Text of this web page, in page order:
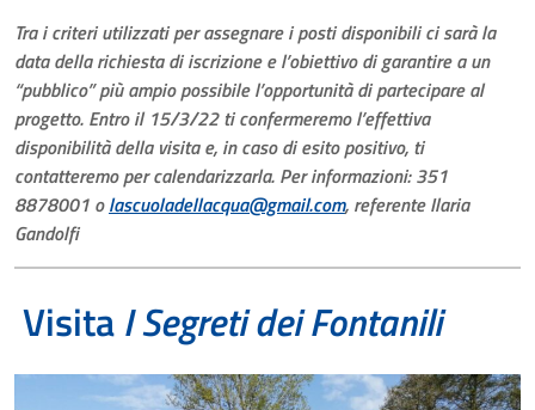
Tra i criteri utilizzati per assegnare i posti disponibili ci sarà la
data della richiesta di iscrizione e l’obiettivo di garantire a un
“pubblico” più ampio possibile l’opportunità di partecipare al
progetto. Entro il 15/3/22 ti confermeremo l’effettiva
disponibilità della visita e, in caso di esito positivo, ti
contatteremo per calendarizzarla. Per informazioni: 351
8878001 olascuoladellacqua@gmail.com, referente Ilaria
Gandolfi
VisitaISegreti dei Fontanili